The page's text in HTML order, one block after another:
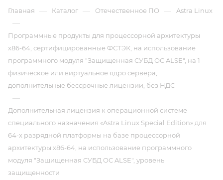
Главная — Каталог — Отечественное ПО — Astra Linux
—
Программные продукты для процессорной архитектуры
х86-64, сертифицированные ФСТЭК, на использование
программного модуля "Защищенная СУБД ОС ALSE", на 1
физическое или виртуальное ядро сервера,
дополнительные бессрочные лицензии, без НДС
—
Дополнительная лицензия к операционной системе
специального назначения «Astra Linux Special Edition» для
64-х разрядной платформы на базе процессорной
архитектуры х86-64, на использование программного
модуля "Защищенная СУБД ОС ALSE", уровень
защищенности